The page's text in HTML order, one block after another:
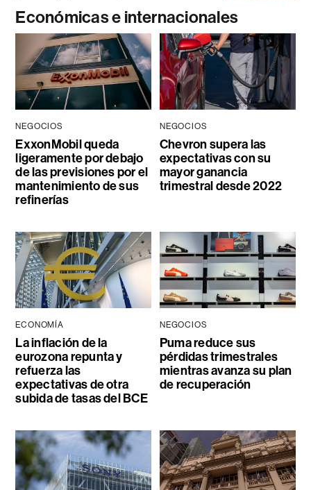
Económicas e internacionales
NEGOCIOS
ExxonMobil queda
ligeramente por debajo
de las previsiones por el
mantenimiento de sus
refinerías
NEGOCIOS
Chevron supera las
expectativas con su
mayor ganancia
trimestral desde 2022
ECONOMÍA
La inflación de la
eurozona repunta y
refuerza las
expectativas de otra
subida de tasas del BCE
NEGOCIOS
Puma reduce sus
pérdidas trimestrales
mientras avanza su plan
de recuperación